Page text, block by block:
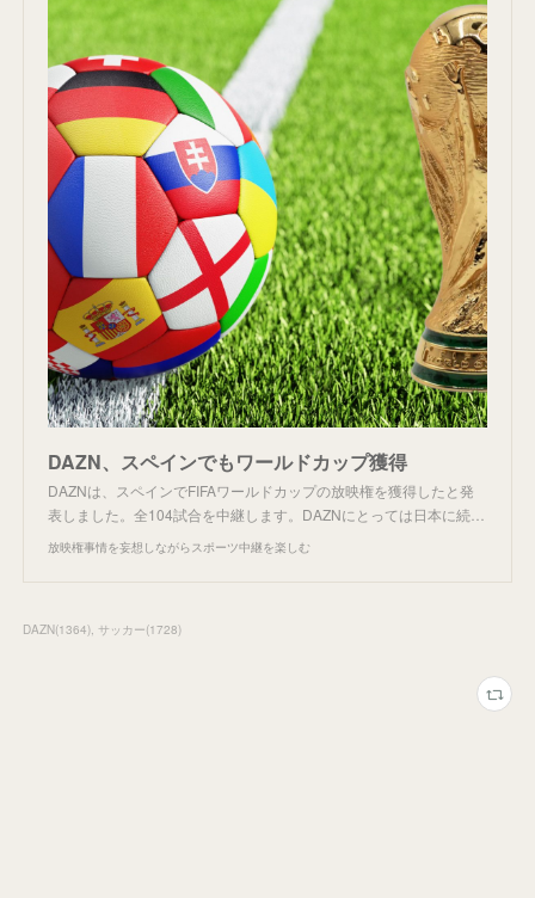
DAZN、スペインでもワールドカップ獲得
DAZNは、スペインでFIFAワールドカップの放映権を獲得したと発
表しました。全104試合を中継します。DAZNにとっては日本に続…
放映権事情を妄想しながらスポーツ中継を楽しむ
DAZN(1364) サッカー(1728)